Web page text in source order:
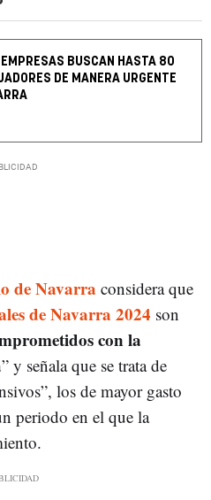
BUSCAN HASTA 80
DE MANERA URGENTE
de Navarra considera que
de Navarra 2024 son
con la
” y señala que se trata de
los de mayor gasto
periodo en el que la